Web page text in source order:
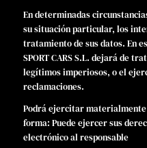
En determinadas
su situación particular, los
tratamiento de sus datos. En
SPORT CARS S.L. dejará de
legítimos imperiosos, o el
reclamaciones.
Podrá ejercitar materialmente
forma: Puede ejercer sus
electrónico al responsable